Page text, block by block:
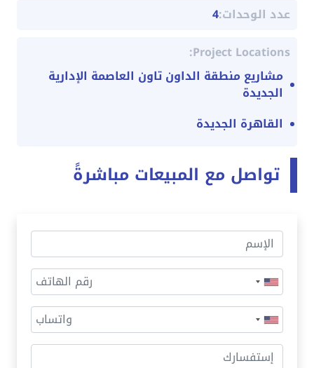
عدد الوحدات:4
Project Locations:
مشاريع منطقة الداون تاون العاصمة الإدارية
الجديدة
القاهرة الجديدة
تواصل مع المبيعات مباشرةً